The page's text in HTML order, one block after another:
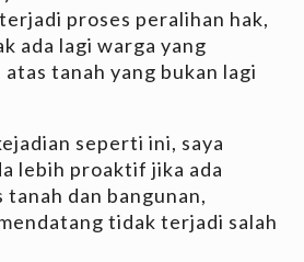
proses peralihan hak,
ada lagi warga yang
tanah yang bukan lagi
seperti ini, saya
lebih proaktif jika ada
tanah dan bangunan,
tidak terjadi salah